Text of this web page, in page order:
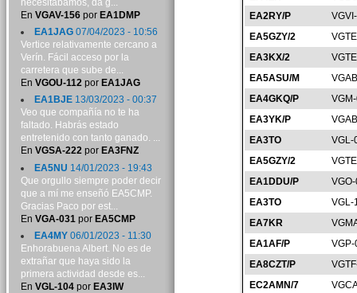
EA2RY/P
EA5GZY/2
EA3KX/2
EA5ASU/M
EA4GKQ/P
EA3YK/P
EA3TO
VGL-
EA5GZY/2
EA1DDU/P
EA3TO
VGL-
EA7KR
EA1AF/P
EA8CZT/P
EC2AMN/7
En VGAV-156por EA1DMP
EA1JAG07/04/2023 - 10:56
Vertice relativamente cercano a
Verín. Fácil acceso por la
carretera que sube de...
En VGOU-112por EA1JAG
EA1BJE13/03/2023 - 00:37
Veo que compañía no te ha
faltado. Habrás estado
entretenido con tanto ganado. ...
En VGSA-222por EA3FNZ
EA5NU 14/01/2023 - 19:43
Que orgullo siempre poder decir
que a mí me enseñó EA5CMP.
Gracias Paco por est...
En VGA-031 por EA5CMP
EA4MY06/01/2023 - 11:30
Enhorabuena Albert. No es de
extrañar que haya sido la
primera actividad desde es...
En VGL-104por EA3IW